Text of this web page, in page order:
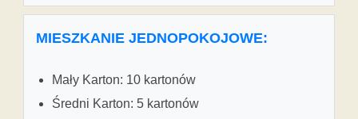
MIESZKANIE JEDNOPOKOJOWE:
Mały Karton: 10 kartonów
Średni Karton: 5 kartonów